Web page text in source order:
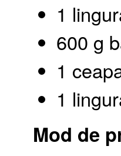
1
600 g
1
1
Mod de